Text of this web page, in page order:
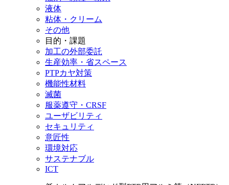
液体
粘体・クリーム
その他
目的・課題
加工の外部委託
生産効率・省スペース
PTPカヤ対策
機能性材料
滅菌
服薬遵守・CRSF
ユーザビリティ
セキュリティ
意匠性
環境対応
サステナブル
ICT